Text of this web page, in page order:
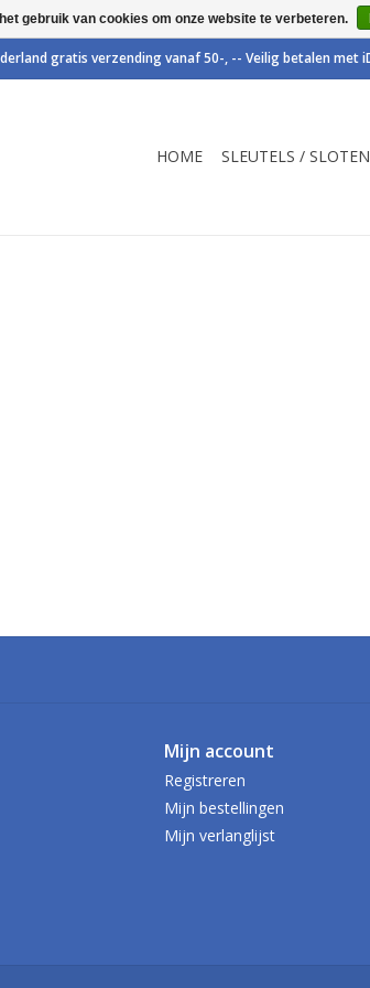
HOME SLEUTELS / SLOTEN
Mijn account
Registreren
Mijn bestellingen
Mijn verlanglijst
gebruik van cookies om onze website te verbeteren.